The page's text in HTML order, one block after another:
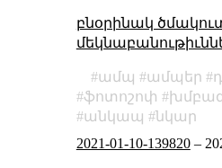
բնօրինակ
ամպ ամպեր
ֆոտոշոփ
անկապ
նկար
2021-01-10-139820–